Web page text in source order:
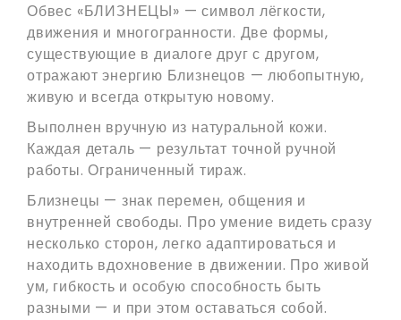
Обвес «БЛИЗНЕЦЫ» — символ лёгкости,
движения и многогранности. Две формы,
существующие в диалоге друг с другом,
отражают энергию Близнецов — любопытную,
живую и всегда открытую новому.
Выполнен вручную из натуральной кожи.
Каждая деталь — результат точной ручной
работы. Ограниченный тираж.
Близнецы — знак перемен, общения и
внутренней свободы. Про умение видеть сразу
несколько сторон, легко адаптироваться и
находить вдохновение в движении. Про живой
ум, гибкость и особую способность быть
разными — и при этом оставаться собой.